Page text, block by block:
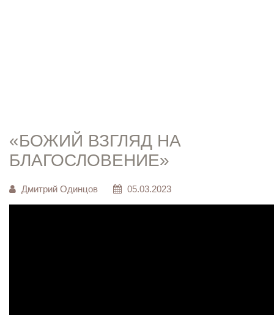
«БОЖИЙ ВЗГЛЯД НА
БЛАГОСЛОВЕНИЕ»
Дмитрий Одинцов 05.03.2023